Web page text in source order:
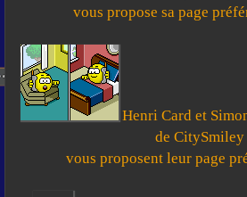
vous propose sa page
Henri Card et
de CitySmiley
vous proposent leur page